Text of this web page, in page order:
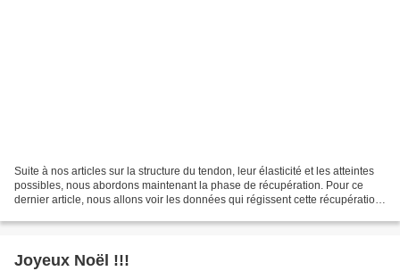
Suite à nos articles sur la structure du tendon, leur élasticité et les atteintes
possibles, nous abordons maintenant la phase de récupération. Pour ce
dernier article, nous allons voir les données qui régissent cette récupération
Joyeux Noël !!!